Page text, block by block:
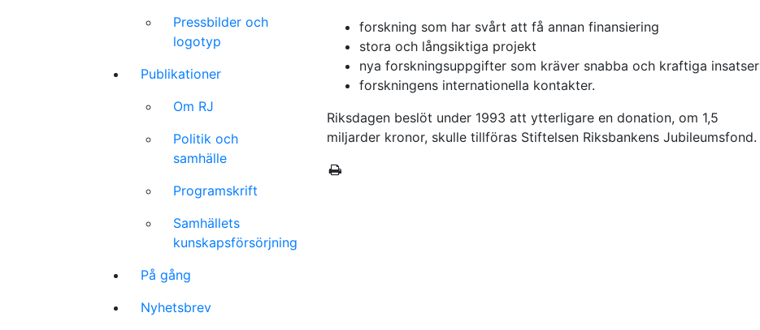
Pressbilder och
logotyp
Publikationer
Om RJ
Politik och
samhälle
Programskrift
Samhällets
kunskapsförsörjning
På gång
Nyhetsbrev
forskning som har svårt att få annan finansiering
stora och långsiktiga projekt
nya forskningsuppgifter som kräver snabba och kraftiga insatser
forskningens internationella kontakter.
Riksdagen beslöt under 1993 att ytterligare en donation, om 1,5
miljarder kronor, skulle tillföras Stiftelsen Riksbankens Jubileumsfond.